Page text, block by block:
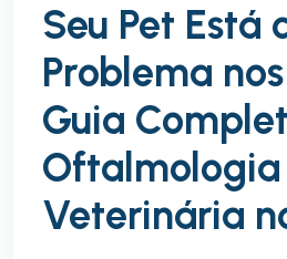
Seu Pet Está
Problema
Guia
Oftalmologia
Veterinária